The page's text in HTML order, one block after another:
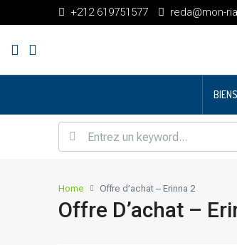
+212 619751577 reda@mon-
Home Offre d’achat – Erinna 2
Offre D’achat –